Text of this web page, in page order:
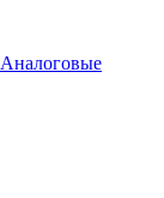
Аналоговые